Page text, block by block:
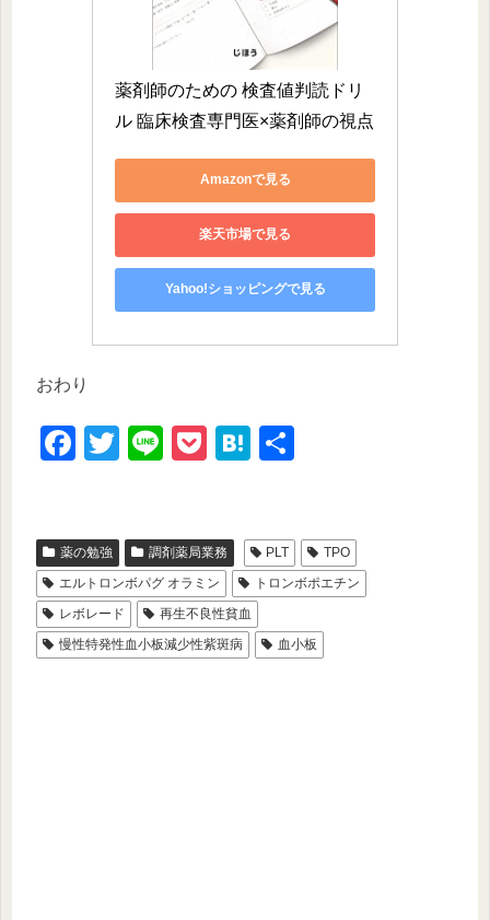
薬剤師のための 検査値判読ドリ
ル 臨床検査専門医×薬剤師の視点
Amazonで見る
楽天市場で見る
Yahoo!ショッピングで見る
おわり
F
e
b
o
o
T
er
Li
P
et
H
n
a
薬の勉強 調剤薬局業務 PLT
TPO
エルトロンボパグ オラミン
トロンボポエチン
レボレード
再生不良性貧血
慢性特発性血小板減少性紫斑病
血小板